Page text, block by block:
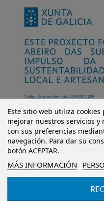
Este sitio web utiliza
mejorar nuestros servicios
con sus preferencias
navegación. Para dar su
botón ACEPTAR.
MÁS INFORMACIÓN
© Mi Castillo Kinder Shoes